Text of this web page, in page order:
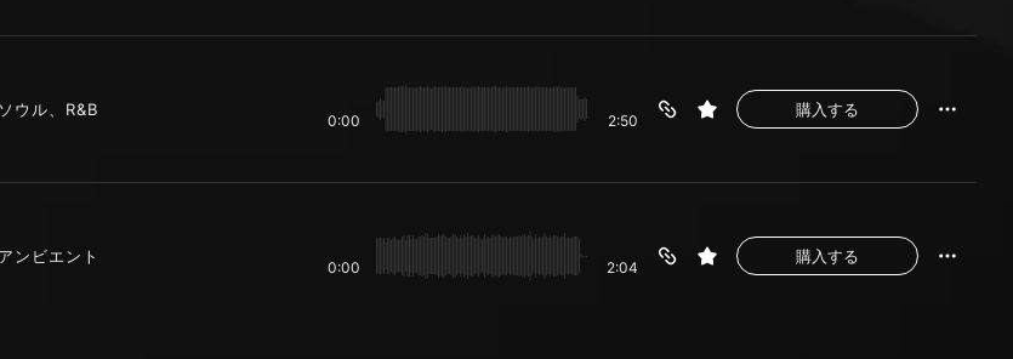
ソウル、R&B
0:00 2:50
購入する
アンビエント
0:00 2:04
購入する